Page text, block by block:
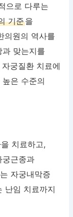
으로 다루는
기준을
의원의 역사를
맞는지를
궁질환 치료에
은 수준의
치료하고,
궁근종과
자궁내막증
난임 치료까지